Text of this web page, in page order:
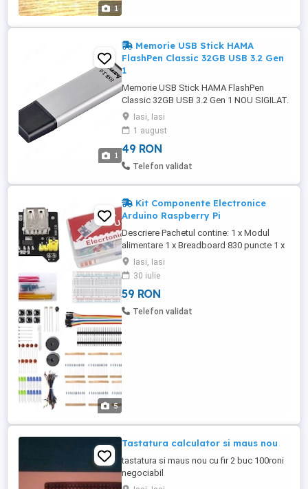
1
1
Memorie USB Stick HAMA
FlashPen Classic 32GB USB 3.2 Gen
1
Memorie USB Stick HAMA FlashPen
Classic 32GB USB 3.2 Gen 1 NOU SIGILAT.
Trimit si prin curier. Pret fix. FlashPen
Classic de la HAMA ofera o combinatie
excelenta de performanta si design
compact, fiind ideala pentru stocarea si
transferul rapid al fisierelor importante.
Iasi, Iasi
1 august
49 RON
Telefon validat
5
Kit Componente Electronice
Arduino Raspberry Pi
Descriere Pachetul contine: 1 x Modul
alimentare 1 x Breadboard 830 puncte 1 x
65 Jumper Wire 2 x Pin-header cu 40 pini
20 x Conectori Dupont Mama-Tata 1 x
Potentiometru 1 x IC 4N35 1 x IC 74HC595
1 x Buzzer activ 1 x Buzzer pasiv 10 x
Butoane (mici) 10 x Condensator ceramici
Iasi, Iasi
30 iulie
59 RON
Telefon validat
Tastatura calculator si maus nou
tastatura si maus nou cu fir 2 buc 100roni
negociabil